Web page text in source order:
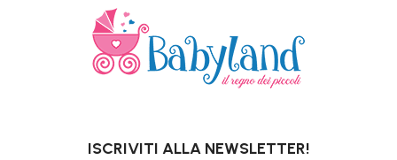
ISCRIVITI ALLA NEWSLETTER!